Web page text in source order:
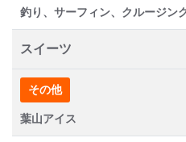
釣り、サーフィン、クルージン
スイーツ
その他
葉山アイス